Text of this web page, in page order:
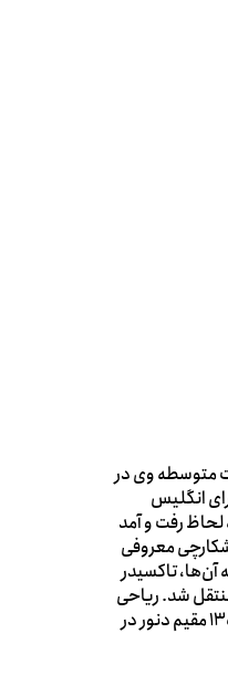
متوسطه وی در
انگلیس
رفت و آمد
معروفی
تاکسیدر
شد. ریاحی
موسس کانون شکار ایران بود که بعدها به سازمان محیط زیست تبدیل گردید. ریاحی پس از انقلاب بهمن 1357 مقیم دنور در